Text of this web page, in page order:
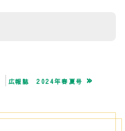
広報誌 2024年春夏号 »